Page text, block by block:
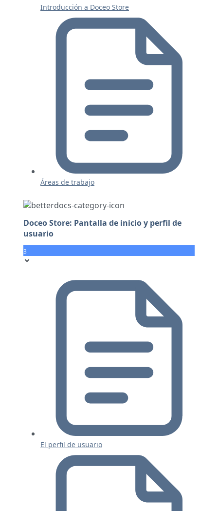
Introducción a Doceo Store
Áreas de trabajo
Doceo Store: Pantalla de inicio y perfil de
usuario
3
El perfil de usuario